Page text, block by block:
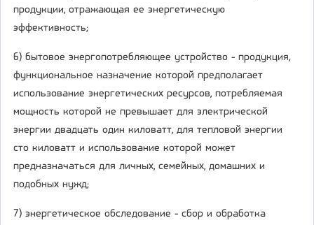
продукции, отражающая ее энергетическую
эффективность;
6) бытовое энергопотребляющее устройство - продукция,
функциональное назначение которой предполагает
использование энергетических ресурсов, потребляемая
мощность которой не превышает для электрической
энергии двадцать один киловатт, для тепловой энергии
сто киловатт и использование которой может
предназначаться для личных, семейных, домашних и
подобных нужд;
7) энергетическое обследование - сбор и обработка